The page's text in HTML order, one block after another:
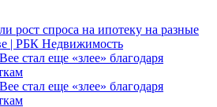
рост спроса на ипотеку на разные
| РБК Недвижимость
стал еще «злее» благодаря
стал еще «злее» благодаря